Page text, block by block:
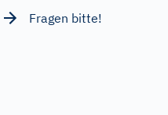
Fragen bitte!